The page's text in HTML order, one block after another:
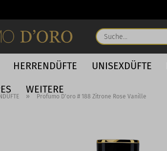
HERRENDÜFTE UNISEXDÜFTE
WEITERE
» Profumo D'oro # 188 Zitrone Rose Vanille